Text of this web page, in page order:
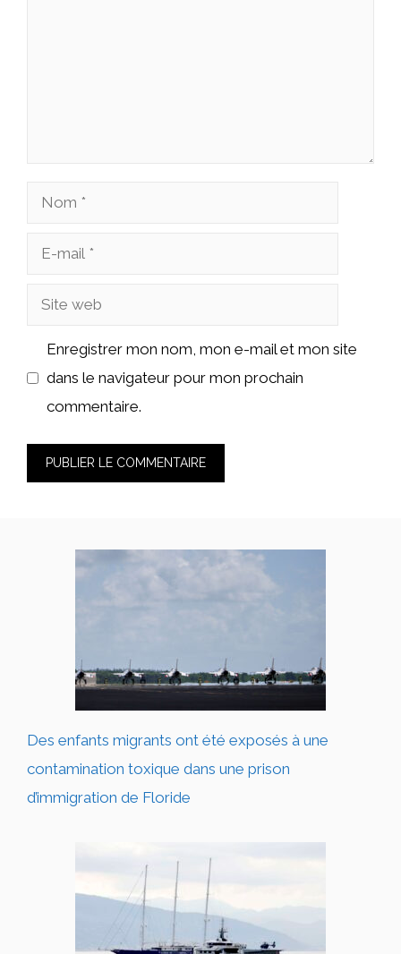
Nom
Site
Enregistrer mon nom, mon e-mail et mon site
dans le navigateur pour mon prochain
commentaire.
Des enfants migrants ont été exposés à une
contamination toxique dans une prison
d’immigration de Floride